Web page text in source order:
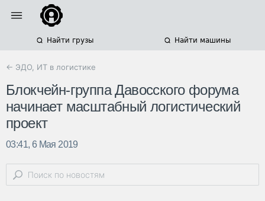
Найти грузы Найти машины
← ЭДО, ИТ в логистике
Блокчейн-группа Давосского форума
начинает масштабный логистический
проект
03:41, 6 Мая 2019